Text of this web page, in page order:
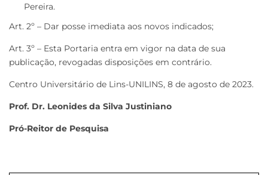
Pereira.
Art. 2º – Dar posse imediata aos novos indicados;
Art. 3º – Esta Portaria entra em vigor na data de sua
publicação, revogadas disposições em contrário.
Centro Universitário de Lins-UNILINS, 8 de agosto de 2023.
Prof. Dr. Leonides da Silva Justiniano
Pró-Reitor de Pesquisa